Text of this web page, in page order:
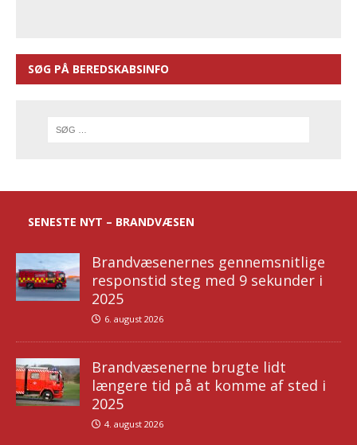
SØG PÅ BEREDSKABSINFO
SENESTE NYT – BRANDVÆSEN
Brandvæsenernes gennemsnitlige
responstid steg med 9 sekunder i
2025
6. august 2026
Brandvæsenerne brugte lidt
længere tid på at komme af sted i
2025
4. august 2026